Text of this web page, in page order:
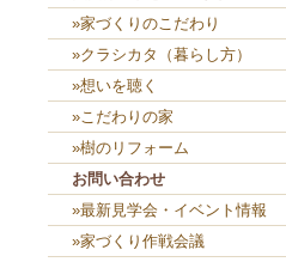
»家づくりのこだわり
»クラシカタ（暮らし方）
»想いを聴く
»こだわりの家
»樹のリフォーム
お問い合わせ
»最新見学会・イベント情報
»家づくり作戦会議